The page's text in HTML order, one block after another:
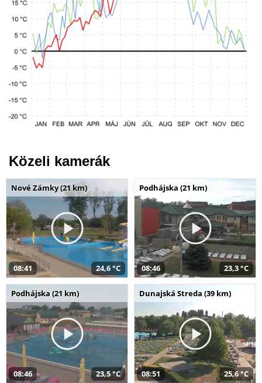
Közeli kamerák
Nové Zámky (21 km)
08:41 24,6 °C
Podhájska (21 km)
08:46 23,3 °C
Podhájska (21 km)
08:46 23,5 °C
Dunajská Streda (39 km)
08:51 25,6 °C